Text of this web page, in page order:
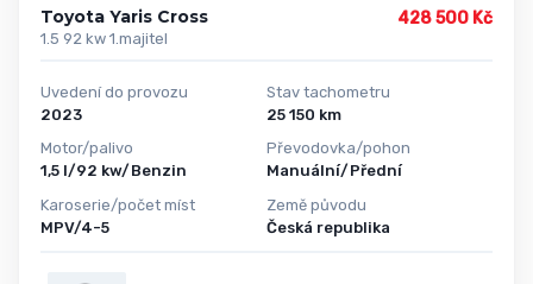
Toyota Yaris Cross
1.5 92 kw 1.majitel
428 500 Kč
Uvedení do provozu
2023
Motor/palivo
1,5 l/92 kw/Benzin
Karoserie/počet míst
MPV/4-5
Stav tachometru
25 150 km
Převodovka/pohon
Manuální/Přední
Země původu
Česká republika